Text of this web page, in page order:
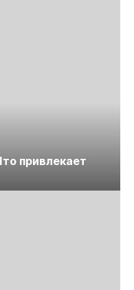
привлекает